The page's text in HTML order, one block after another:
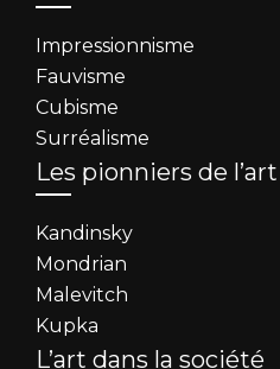
Impressionnisme
Fauvisme
Cubisme
Surréalisme
Les pionniers de l’art
Kandinsky
Mondrian
Malevitch
Kupka
L’art dans la société